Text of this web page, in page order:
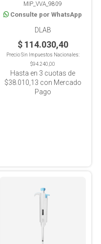
Plus Volumen Variable
0,5-5ML
MIP_VVA_9809
Consulte por WhatsApp
DLAB
$ 114.030,40
Precio Sin Impuestos Nacionales:
$94.240,00
Hasta en 3 cuotas de
$38.010,13 con Mercado
Pago